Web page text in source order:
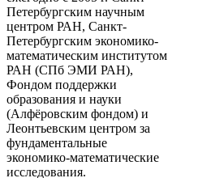
Петербургским научным
центром РАН, Санкт-
Петербургским экономико-
математическим институтом
РАН (СПб ЭМИ РАН),
Фондом поддержки
образования и науки
(Алфёровским фондом) и
Леонтьевским центром за
фундаментальные
экономико-математические
исследования.